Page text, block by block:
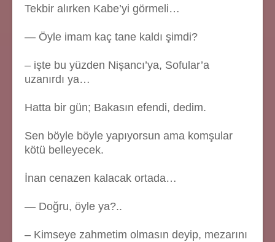
Tekbir alırken Kabe’yi görmeli…
— Öyle imam kaç tane kaldı şimdi?
– işte bu yüzden Nişancı’ya, Sofular’a
uzanırdı ya…
Hatta bir gün; Bakasın efendi, dedim.
Sen böyle böyle yapıyorsun ama komşular
kötü belleyecek.
İnan cenazen kalacak ortada…
— Doğru, öyle ya?..
– Kimseye zahmetim olmasın deyip, mezarını